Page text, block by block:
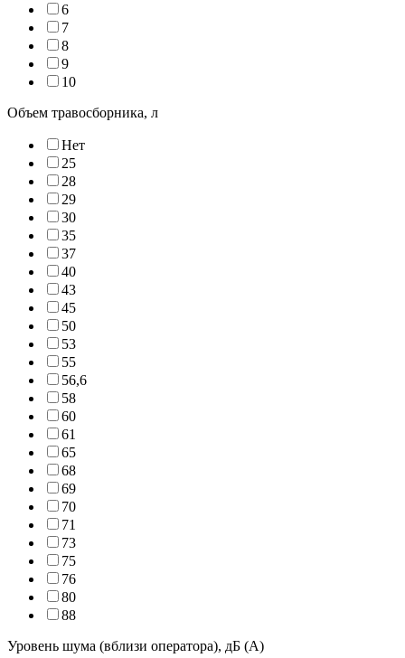
6
7
8
9
10
Объем травосборника, л
Нет
25
28
29
30
35
37
40
43
45
50
53
55
56,6
58
60
61
65
68
69
70
71
73
75
76
80
88
Уровень шума (вблизи оператора), дБ (А)